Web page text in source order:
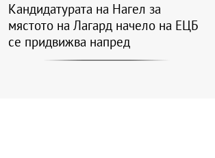
Кандидатурата на Нагел за
мястото на Лагард начело на ЕЦБ
се придвижва напред